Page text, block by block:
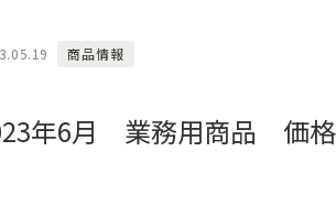
商品情報
年6月 業務用商品 価格